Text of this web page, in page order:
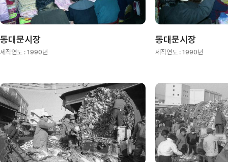
동대문시장
제작연도 : 1990년
동대문시장
제작연도 : 1990년